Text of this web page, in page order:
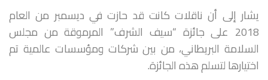
يشار إلى أن ناقلات كانت قد حازت في ديسمبر من العام
2018 على جائزة “سيف الشرف” المرموقة من مجلس
السلامة البريطاني، من بين شركات ومؤسسات عالمية تم
اختيارها لتسلم هذه الجائزة.